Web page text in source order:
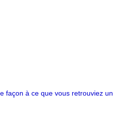
façon à ce que vous retrouviez un